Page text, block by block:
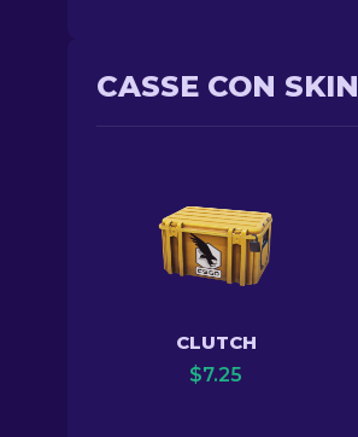
CASSE CON SKIN
CLUTCH
$7.25